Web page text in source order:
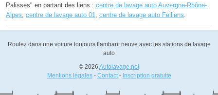
Palisses" en partant des liens : centre de lavage auto Auvergne-Rhône-
Alpes, centre de lavage auto 01, centre de lavage auto Feillens.
Roulez dans une voiture toujours flambant neuve avec les stations de lavage
auto
© 2026 Autolavage.net
Mentions légales- Contact- Inscription gratuite